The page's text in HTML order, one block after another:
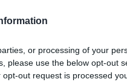
or processing of your
please use the below opt-out
out request is processed
17:19